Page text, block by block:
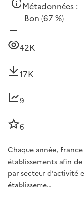
Métadonnées :
Bon (67 %)
42K
17K
9
6
Chaque année,
établissements afin
par secteur d’activité
établisseme…